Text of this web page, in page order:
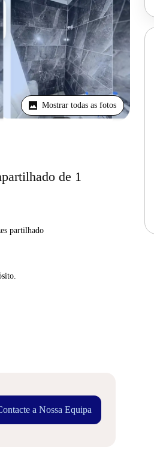
Mostrar todas as fotos
de 1
partilhado
a Nossa Equipa